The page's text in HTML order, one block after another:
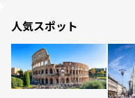
人気スポット